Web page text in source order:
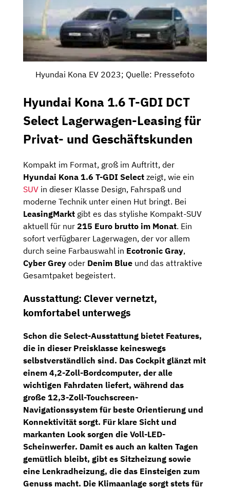
Hyundai Kona EV 2023; Quelle: Pressefoto
Hyundai Kona 1.6 T-GDI DCT
Select Lagerwagen-Leasing für
Privat- und Geschäftskunden
Kompakt im Format, groß im Auftritt, der
Hyundai Kona 1.6 T-GDI Select zeigt, wie ein
SUV in dieser Klasse Design, Fahrspaß und
moderne Technik unter einen Hut bringt. Bei
LeasingMarkt gibt es das stylishe Kompakt-SUV
aktuell für nur 215 Euro brutto im Monat. Ein
sofort verfügbarer Lagerwagen, der vor allem
durch seine Farbauswahl in Ecotronic Gray,
Cyber Grey oder Denim Blue und das attraktive
Gesamtpaket begeistert.
Ausstattung: Clever vernetzt,
komfortabel unterwegs
Schon die Select-Ausstattung bietet Features,
die in dieser Preisklasse keineswegs
selbstverständlich sind. Das Cockpit glänzt mit
einem 4,2-Zoll-Bordcomputer, der alle
wichtigen Fahrdaten liefert, während das
große 12,3-Zoll-Touchscreen-
Navigationssystem für beste Orientierung und
Konnektivität sorgt. Für klare Sicht und
markanten Look sorgen die Voll-LED-
Scheinwerfer. Damit es auch an kalten Tagen
gemütlich bleibt, gibt es Sitzheizung sowie
eine Lenkradheizung, die das Einsteigen zum
Genuss macht. Die Klimaanlage sorgt stets für